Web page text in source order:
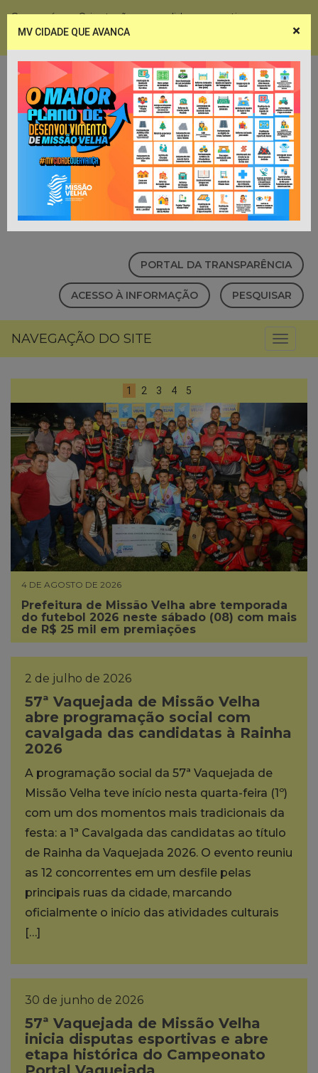
Coronavírus - Orientações e medidas preventivas
PORTAL DA TRANSPARÊNCIA
ACESSO À INFORMAÇÃO PESQUISAR
NAVEGAÇÃO DO SITE
1 2 3 4 5
4 DE AGOSTO DE 2026
Prefeitura de Missão Velha abre temporada
do futebol 2026 neste sábado (08) com mais
de R$ 25 mil em premiações
2 de julho de 2026
57ª Vaquejada de Missão Velha
abre programação social com
cavalgada das candidatas à Rainha
2026
A programação social da 57ª Vaquejada de
Missão Velha teve início nesta quarta-feira (1º)
com um dos momentos mais tradicionais da
festa: a 1ª Cavalgada das candidatas ao título
de Rainha da Vaquejada 2026. O evento reuniu
as 12 concorrentes em um desfile pelas
principais ruas da cidade, marcando
oficialmente o início das atividades culturais
[…]
30 de junho de 2026
57ª Vaquejada de Missão Velha
inicia disputas esportivas e abre
etapa histórica do Campeonato
×
MV CIDADE QUE AVANCA